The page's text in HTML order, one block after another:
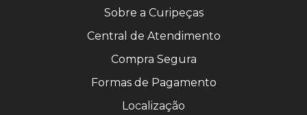
Sobre a Curipeças
Central de Atendimento
Compra Segura
Formas de Pagamento
Localização